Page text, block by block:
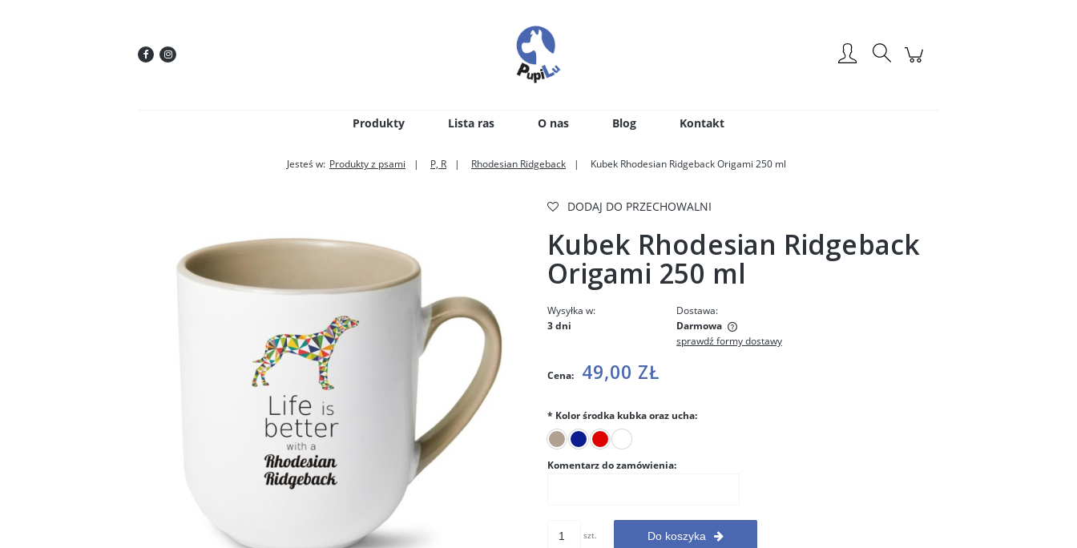
Produkty Lista ras O nas Blog Kontakt
Jesteś w: Produkty z psami P, R Rhodesian Ridgeback Kubek Rhodesian Ridgeback Origami 250 ml
DODAJ DO PRZECHOWALNI
Kubek Rhodesian Ridgeback
Origami 250 ml
Wysyłka w:
3 dni
Dostawa:
Darmowa
kosztów płatności
sprawdź formy dostawy
Cena: 49,00 ZŁ
* Kolor środka kubka oraz ucha:
Komentarz do zamówienia:
szt. Do koszyka